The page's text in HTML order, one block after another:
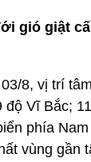
gió giật
8, vị trí
độ Vĩ Bắc;
phía
vùng gần